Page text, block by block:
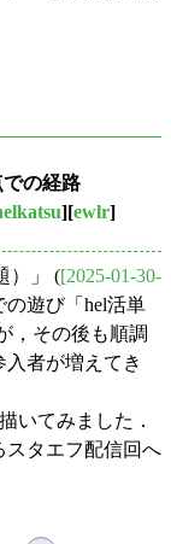
での経路
][ewlr]
）」 ([2025-01-30-
の遊び「hel活単
，その後も順調
者が増えてき
いてみました．
スタエフ配信回へ